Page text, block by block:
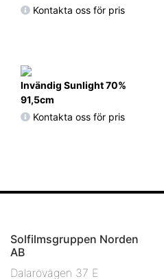
Kontakta oss för pris
Invändig Sunlight 70%
91,5cm
Kontakta oss för pris
Solfilmsgruppen Norden
AB
Dalarövägen 37 E